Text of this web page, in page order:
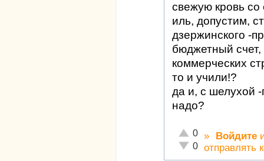
свежую кровь со
иль, допустим,
дзержинского -
бюджетный счет,
коммерческих
то и учили!?
да и, с шелухой -
надо?
Отлично!
0
Неадекватно!
0
» Войдите
отправлять